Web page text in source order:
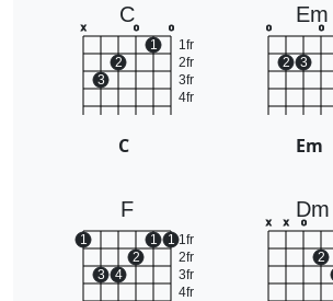
C
1fr
2fr
3fr
4fr
x
3
2
o
1
o
C
Em
o
2 3
o
Em
F
1fr
2fr
3fr
4fr
1
3 4
2
1 1
Dm
x x o
2